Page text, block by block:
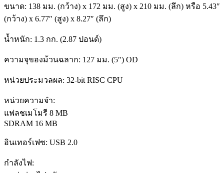
ขนาด: 138 มม. (กว้าง) x 172 มม. (สูง) x 210 มม. (ลึก) หรือ 5.43″
(กว้าง) x 6.77″ (สูง) x 8.27″ (ลึก)
น้ำหนัก: 1.3 กก. (2.87 ปอนด์)
ความจุของม้วนฉลาก: 127 มม. (5″) OD
หน่วยประมวลผล: 32-bit RISC CPU
หน่วยความจำ:
แฟลชเมโมรี 8 MB
SDRAM 16 MB
อินเทอร์เฟซ: USB 2.0
กำลังไฟ: